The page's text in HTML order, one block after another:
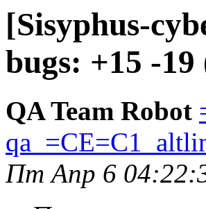
[Sisyphus-
bugs: +15 -19
QA Team Robot
Пт Апр 6